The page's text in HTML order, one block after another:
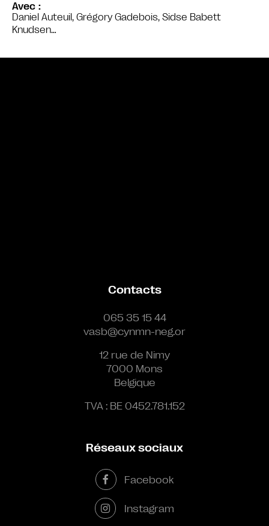
Avec
Daniel Auteuil, Grégory Gadebois, Sidse Babett
Knudsen…
Contacts
065 35 15 44
vasb@cynmn-neg.or
12 rue de Nimy
7000 Mons
Belgique
TVA : BE 0452.781.152
Réseaux sociaux
Facebook
Instagram